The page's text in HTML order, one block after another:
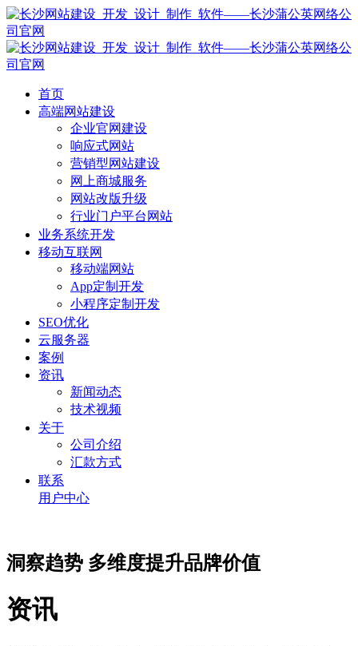
首页
高端网站建设
企业官网建设
响应式网站
营销型网站建设
网上商城服务
网站改版升级
行业门户平台网站
业务系统开发
移动互联网
移动端网站
App定制开发
小程序定制开发
SEO优化
云服务器
案例
资讯
新闻动态
技术视频
关于
公司介绍
汇款方式
联系
用户中心
洞察趋势 多维度提升品牌价值
资讯